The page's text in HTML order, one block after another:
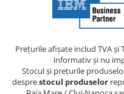
Prețurile afișate includ TVA și
informativ și nu
Stocul și prețurile
desprestocul produselor